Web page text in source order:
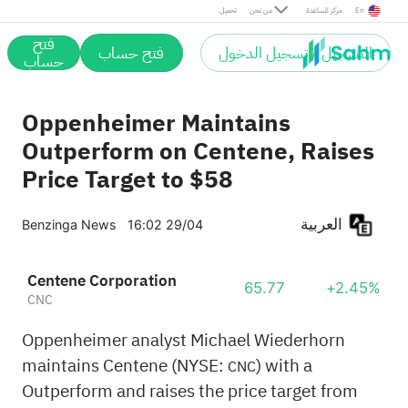
تحميل من نحن مركز المساعدة En
التسجيل / تسجيل الدخول فتح حساب فتح
حساب
Oppenheimer Maintains
Outperform on Centene, Raises
Price Target to $58
Benzinga News 16:02 29/04
Centene Corporation
CNC
65.77 +2.45%
Oppenheimer analyst Michael Wiederhorn
maintains Centene (NYSE: CNC) with a
Outperform and raises the price target from